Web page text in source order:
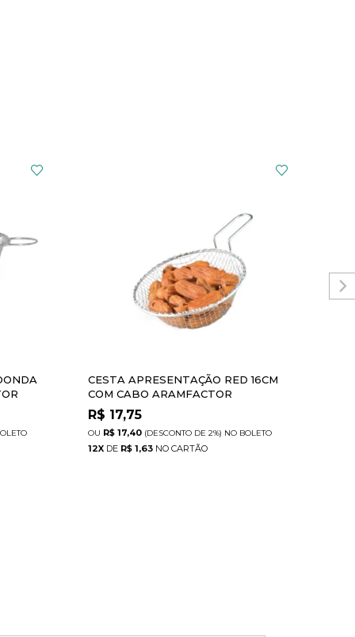
CESTA APRESENTAÇÃO RED 16CM
COM CABO ARAMFACTOR
R$ 17,75
R$ 17,40 (DESCONTO DE 2%) NO BOLETO
12X DE R$ 1,63